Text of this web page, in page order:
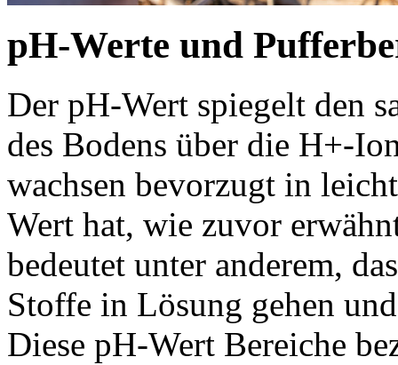
pH-Werte und
Der pH-Wert spiegelt den
des Bodens über die H+-
wachsen bevorzugt in
Wert hat, wie zuvor
bedeutet unter anderem,
Stoffe in Lösung gehen
Diese pH-Wert Bereiche